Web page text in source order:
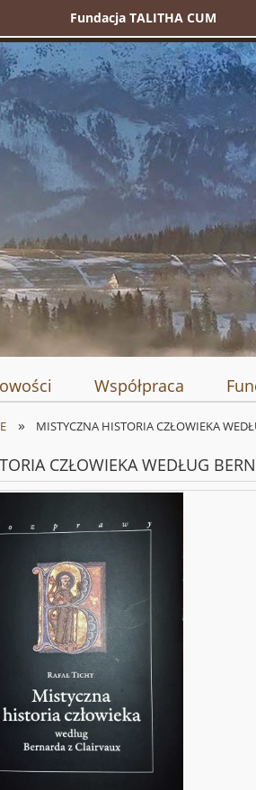
Fundacja TALITHA CUM
Współpraca
» MISTYCZNA HISTORIA CZŁOWIEKA
CZŁOWIEKA WEDŁUG